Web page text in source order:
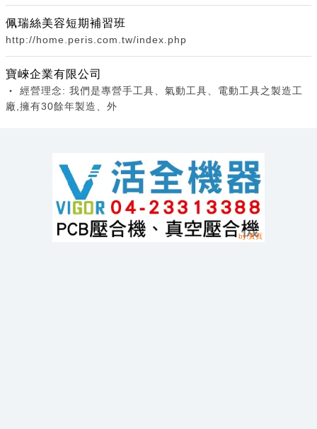
佩瑞絲美容短期補習班
http://home.peris.com.tw/index.php
寶崍企業有限公司
‧ 經營理念: 我們是專營手工具、氣動工具、電動工具之製造工
廠,擁有30餘年製造、外